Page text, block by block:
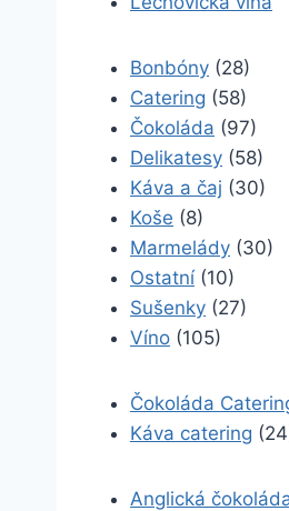
Bonbóny (28)
Catering (58)
Čokoláda (97)
Delikatesy (58)
Káva a čaj (30)
Koše (8)
Marmelády (30)
Ostatní (10)
Sušenky (27)
Víno (105)
Čokoláda
Káva catering
Anglická